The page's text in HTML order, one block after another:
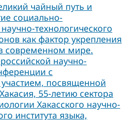
чайный путь и
социально-
технологического
как фактор укрепления
современном мире.
научно-
с
посвященной
55-летию сектора
Хакасского научно-
института языка,